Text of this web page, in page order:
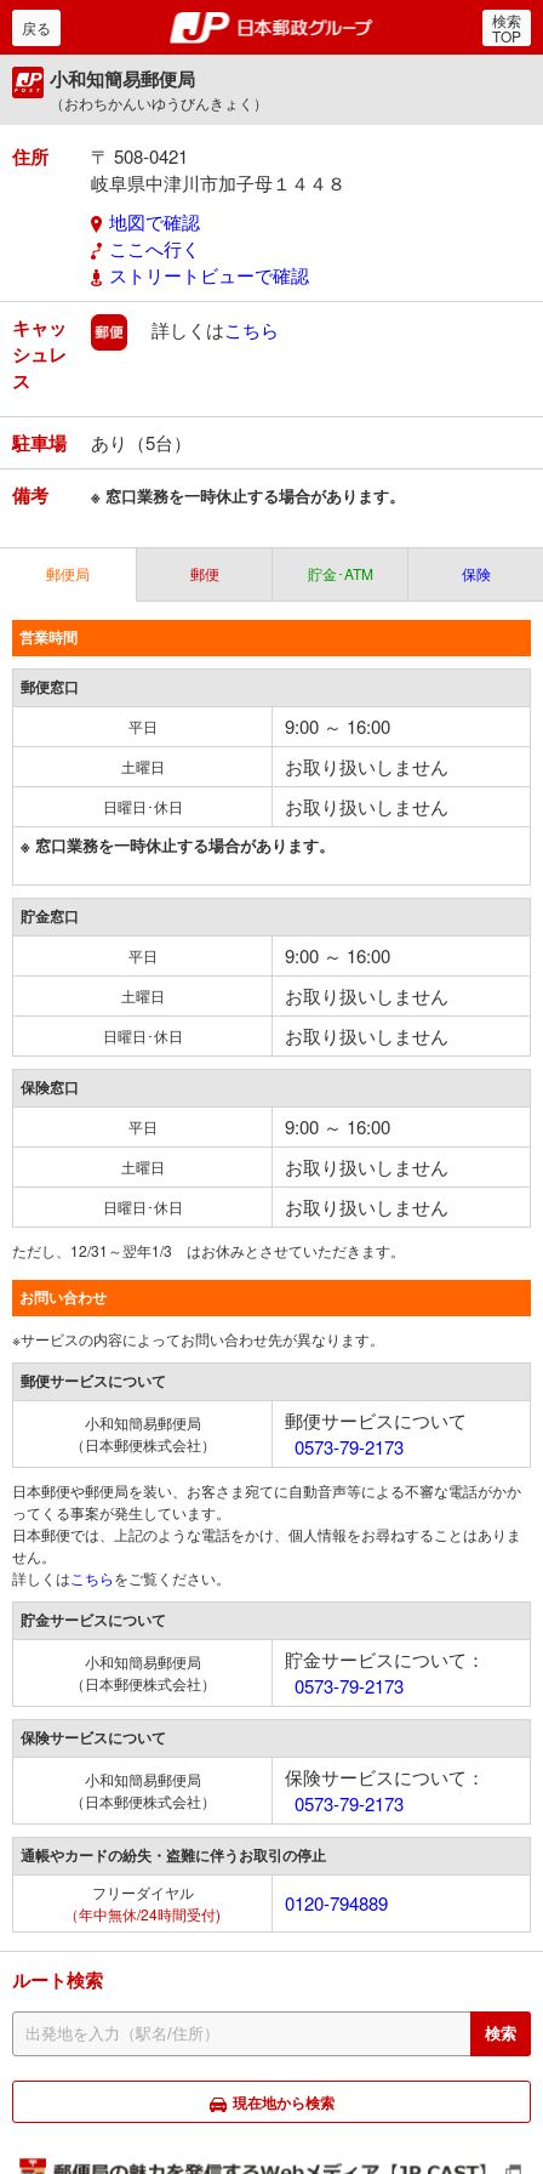
郵便局・日本郵政グルー
戻る 検索
TOP
小和知簡易郵便局
（おわちかんいゆうびんきょく）
住所
〒 508-0421
岐阜県中津川市加子母１４４８
地図で確認
ここへ行く
ストリートビューで確認
キャッ
シュレ
ス
郵便
詳しくはこちら
駐車場 あり（5台）
備考 ※ 窓口業務を一時休止する場合があります。
郵便局 郵便 貯金･ATM 保険
営業時間
郵便窓口
平日 9:00 ～ 16:00
土曜日 お取り扱いしません
日曜日･休日 お取り扱いしません
※ 窓口業務を一時休止する場合があります。
貯金窓口
平日 9:00 ～ 16:00
土曜日 お取り扱いしません
日曜日･休日 お取り扱いしません
保険窓口
平日 9:00 ～ 16:00
土曜日 お取り扱いしません
日曜日･休日 お取り扱いしません
ただし、12/31～翌年1/3 はお休みとさせていただきます。
お問い合わせ
※サービスの内容によってお問い合わせ先が異なります。
郵便サービスについて
小和知簡易郵便局
（日本郵便株式会社）
郵便サービスについて
0573-79-2173
日本郵便や郵便局を装い、お客さま宛てに自動音声等による不審な電話がかか
ってくる事案が発生しています。
日本郵便では、上記のような電話をかけ、個人情報をお尋ねすることはありま
せん。
詳しくは こちらをご覧ください。
貯金サービスについて
小和知簡易郵便局
（日本郵便株式会社）
貯金サービスについて：
0573-79-2173
保険サービスについて
小和知簡易郵便局
（日本郵便株式会社）
保険サービスについて：
0573-79-2173
通帳やカードの紛失・盗難に伴うお取引の停止
フリーダイヤル
（年中無休/24時間受付)
0120-794889
ルート検索
現在地から検索